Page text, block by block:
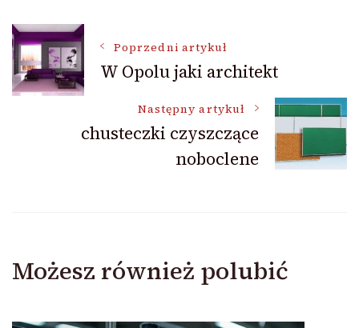
Nawigacja
wpisu
Poprzedni artykuł
W Opolu jaki architekt
Następny artykuł
chusteczki czyszczące
noboclene
Możesz również polubić